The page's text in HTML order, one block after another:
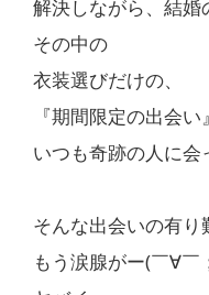
解決しながら、結婚
その中の
衣装選びだけの、
『期間限定の出会い』
いつも奇跡の人に
そんな出会いの有り
もう涙腺がー(￣∀￣